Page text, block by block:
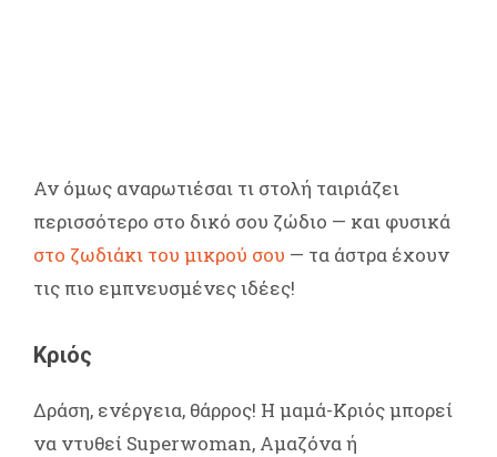
Αν όμως αναρωτιέσαι τι στολή ταιριάζει
περισσότερο στο δικό σου ζώδιο — και φυσικά
στο ζωδιάκι του μικρού σου — τα άστρα έχουν
τις πιο εμπνευσμένες ιδέες!
Κριός
Δράση, ενέργεια, θάρρος! Η μαμά-Κριός μπορεί
να ντυθεί Superwoman, Αμαζόνα ή